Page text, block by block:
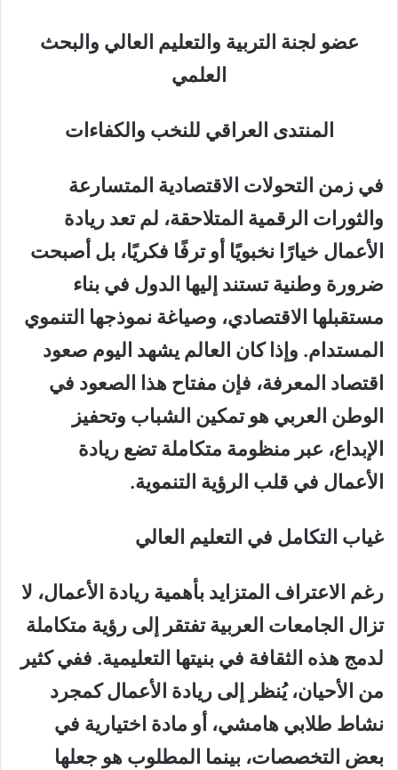
عضو لجنة التربية والتعليم العالي والبحث
العلمي
المنتدى العراقي للنخب والكفاءات
في زمن التحولات الاقتصادية المتسارعة
والثورات الرقمية المتلاحقة، لم تعد ريادة
الأعمال خيارًا نخبويًا أو ترفًا فكريًا، بل أصبحت
ضرورة وطنية تستند إليها الدول في بناء
مستقبلها الاقتصادي، وصياغة نموذجها التنموي
المستدام. وإذا كان العالم يشهد اليوم صعود
اقتصاد المعرفة، فإن مفتاح هذا الصعود في
الوطن العربي هو تمكين الشباب وتحفيز
الإبداع، عبر منظومة متكاملة تضع ريادة
الأعمال في قلب الرؤية التنموية.
غياب التكامل في التعليم العالي
رغم الاعتراف المتزايد بأهمية ريادة الأعمال، لا
تزال الجامعات العربية تفتقر إلى رؤية متكاملة
لدمج هذه الثقافة في بنيتها التعليمية. ففي كثير
من الأحيان، يُنظر إلى ريادة الأعمال كمجرد
نشاط طلابي هامشي، أو مادة اختيارية في
بعض التخصصات، بينما المطلوب هو جعلها